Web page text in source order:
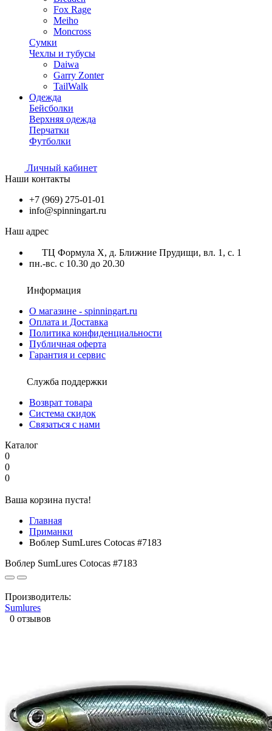
Fox Rage
Meiho
Moncross
Сумки
Чехлы и тубусы
Daiwa
Garry Zonter
TailWalk
Одежда
Бейсболки
Верхняя одежда
Перчатки
Футболки
Личный кабинет
Наши контакты
+7 (969) 275-01-01
info@spinningart.ru
Наш адрес
ТЦ Формула X, д. Ближние Прудищи, вл. 1, с. 1
пн.-вс. с 10.30 до 20.30
Информация
О магазине - spinningart.ru
Оплата и Доставка
Политика конфиденциальности
Публичная оферта
Гарантия и сервис
Служба поддержки
Возврат товара
Система скидок
Связаться с нами
Каталог
0
0
0
Ваша корзина пуста!
Главная
Приманки
Воблер SumLures Cotocas #7183
Воблер SumLures Cotocas #7183
Производитель:
Sumlures
0 отзывов